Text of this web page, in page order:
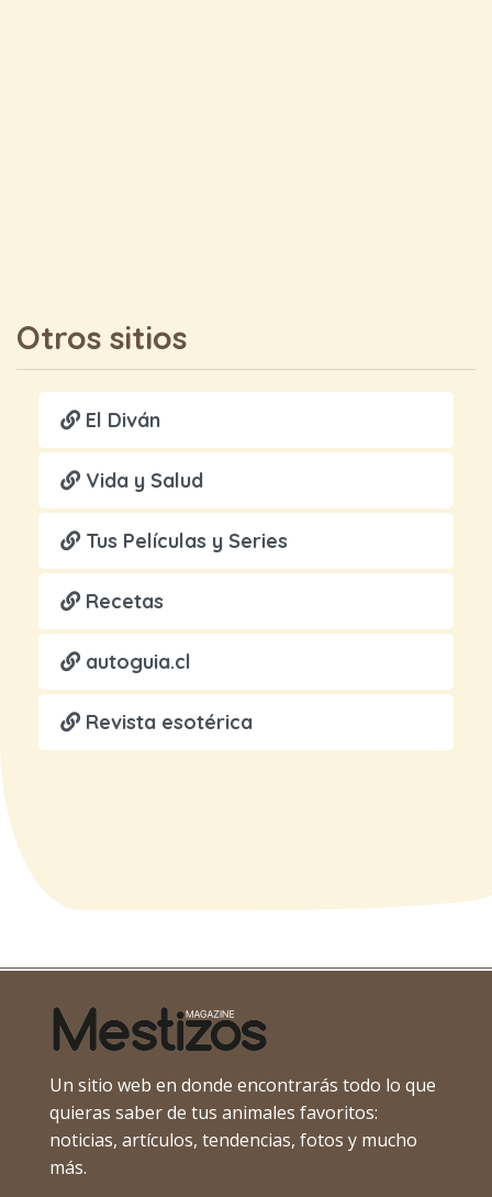
Otros sitios
El Diván
Vida y Salud
Tus Películas y Series
Recetas
autoguia.cl
Revista esotérica
Un sitio web en donde encontrarás todo lo que
quieras saber de tus animales favoritos:
noticias, artículos, tendencias, fotos y mucho
más.